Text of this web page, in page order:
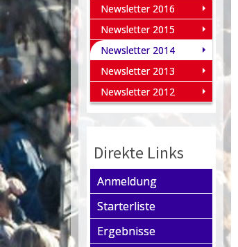
Newsletter 2016
Newsletter 2015
Newsletter 2014
Newsletter 2013
Newsletter 2012
Direkte Links
Anmeldung
Starterliste
Ergebnisse